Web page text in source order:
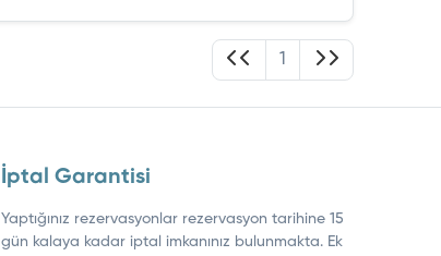
1
İptal Garantisi
Yaptığınız rezervasyonlar rezervasyon tarihine 15
gün kalaya kadar iptal imkanınız bulunmakta. Ek